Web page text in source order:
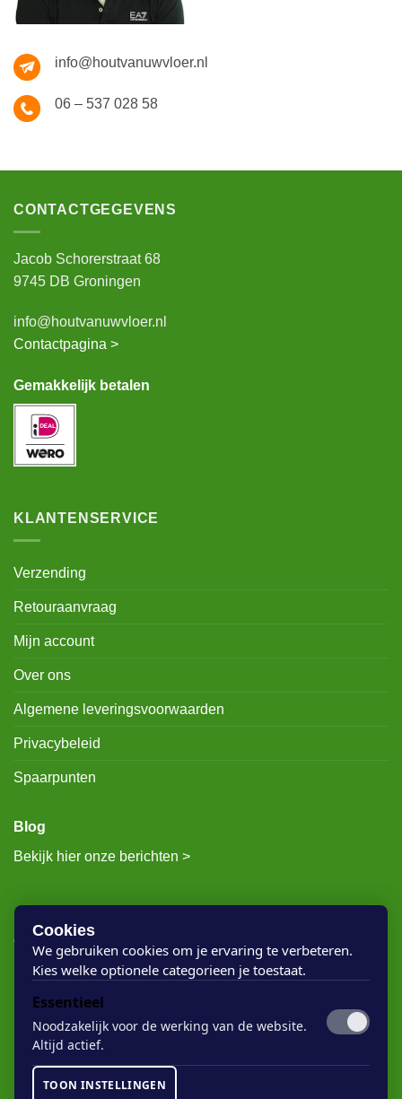
info@houtvanuwvloer.nl
06 – 537 028 58
CONTACTGEGEVENS
Jacob Schorerstraat 68
9745 DB Groningen
info@houtvanuwvloer.nl
Contactpagina >
Gemakkelijk betalen
KLANTENSERVICE
Verzending
Retouraanvraag
Mijn account
Over ons
Algemene leveringsvoorwaarden
Privacybeleid
Spaarpunten
Blog
Bekijk hier onze berichten >
Rigostep Skylt
Rubio Monocoat Oil Plus 2c
Houten vloer lak
Floorservice Onderhoudsolie
Cookies
We gebruiken cookies om je ervaring te verbeteren.
Kies welke optionele categorieen je toestaat.
Essentieel
Noodzakelijk voor de werking van de website.
Altijd actief.
TOON INSTELLINGEN